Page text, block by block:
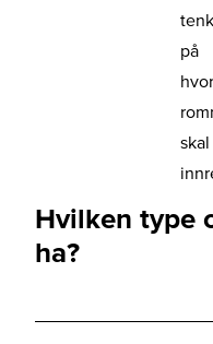
på
skal
Hvilken type
ha?